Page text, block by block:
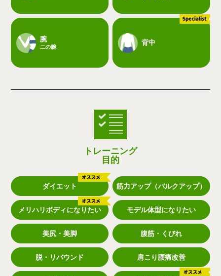
腕
二の腕
背中
トレーニング
目的
ダイエット 筋力アップ（バルクアップ）
メリハリボディになりたい モデル体型になりたい
美尻・美脚 腹筋・くびれ
脱・リバウンド 肩こり腰痛改善